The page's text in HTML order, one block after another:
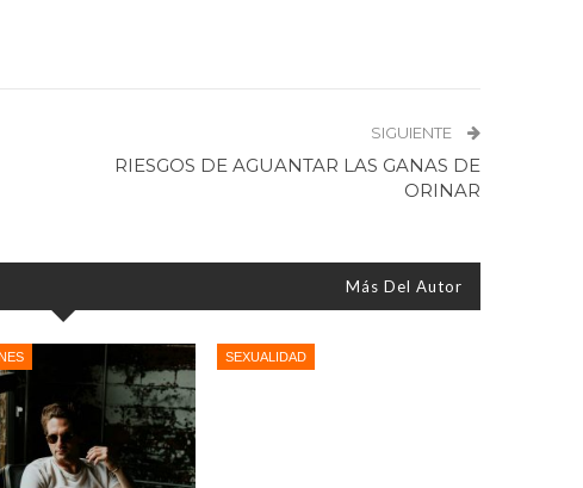
SIGUIENTE
RIESGOS DE AGUANTAR LAS GANAS DE
ORINAR
Más Del Autor
SEXUALIDAD